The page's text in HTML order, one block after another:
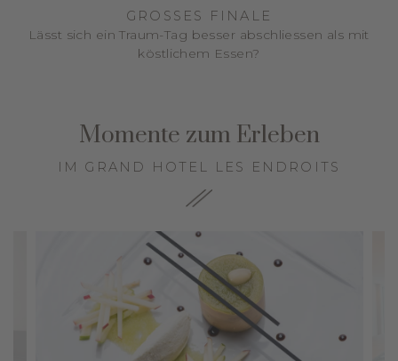
GROSSES FINALE
Lässt sich ein Traum-Tag besser abschliessen als mit
köstlichem Essen?
Momente zum Erleben
IM GRAND HOTEL LES ENDROITS